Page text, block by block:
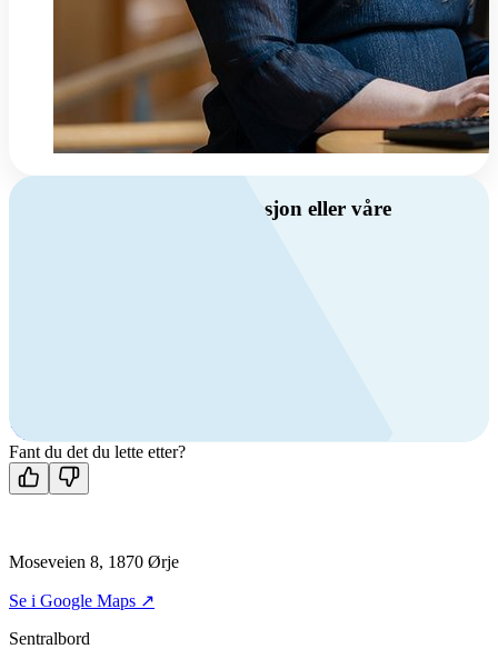
Har du spørsmål om ventilasjon eller våre
Kontakt oss
Fant du det du lette etter?
Moseveien 8, 1870 Ørje
Se i Google Maps ↗
Sentralbord